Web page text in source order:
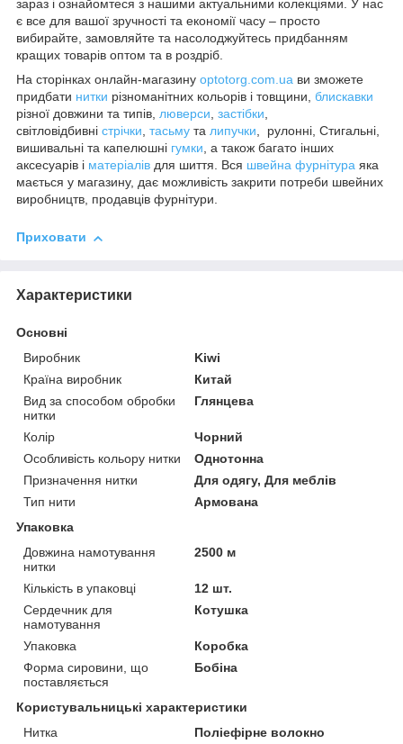
зараз і ознайомтеся з нашими актуальними колекціями. У нас
є все для вашої зручності та економії часу – просто
вибирайте, замовляйте та насолоджуйтесь придбанням
кращих товарів оптом та в роздріб.
На сторінках онлайн-магазину optotorg.com.ua ви зможете
придбати нитки різноманітних кольорів і товщини, блискавки
різної довжини та типів, люверси, застібки,
світловідбивні стрічки, тасьму та липучки, рулонні, Стигальні,
вишивальні та капелюшні гумки, а також багато інших
аксесуарів і матеріалів для шиття. Вся швейна фурнітура яка
мається у магазину, дає можливість закрити потреби швейних
виробництв, продавців фурнітури.
Приховати
Характеристики
Основні
Виробник
Kiwi
Країна виробник
Китай
Вид за способом обробки
нитки
Глянцева
Колір
Чорний
Особливість кольору нитки
Однотонна
Призначення нитки
Для одягу, Для меблів
Тип нити
Армована
Упаковка
Довжина намотування
нитки
2500 м
Кількість в упаковці
12 шт.
Сердечник для
намотування
Котушка
Упаковка
Коробка
Форма сировини, що
поставляється
Бобіна
Користувальницькі характеристики
Нитка
Поліефірне волокно